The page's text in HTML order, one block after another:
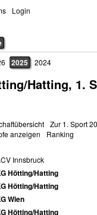
Login
2025 2024
Hatting, 1.
Zur 1. Sport
anzeigen
Ranking
Innsbruck
Hötting/Hatting
Hötting/Hatting
Wien
Hötting/Hatting